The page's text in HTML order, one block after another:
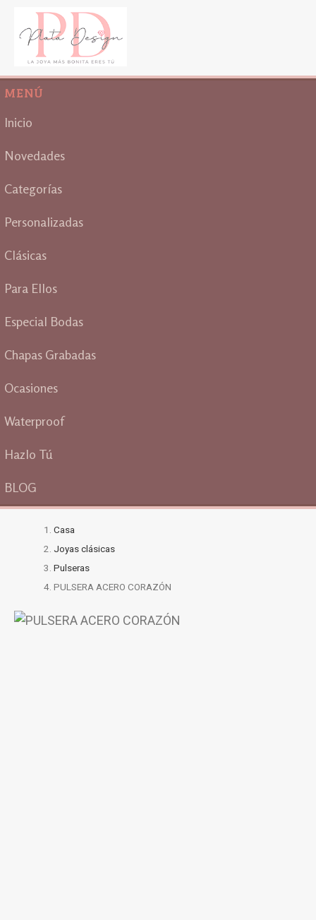
MENÚ
Inicio
Novedades
Categorías
Personalizadas
Clásicas
Para Ellos
Especial Bodas
Chapas Grabadas
Ocasiones
Waterproof
Hazlo Tú
BLOG
Casa
Joyas clásicas
Pulseras
PULSERA ACERO CORAZÓN